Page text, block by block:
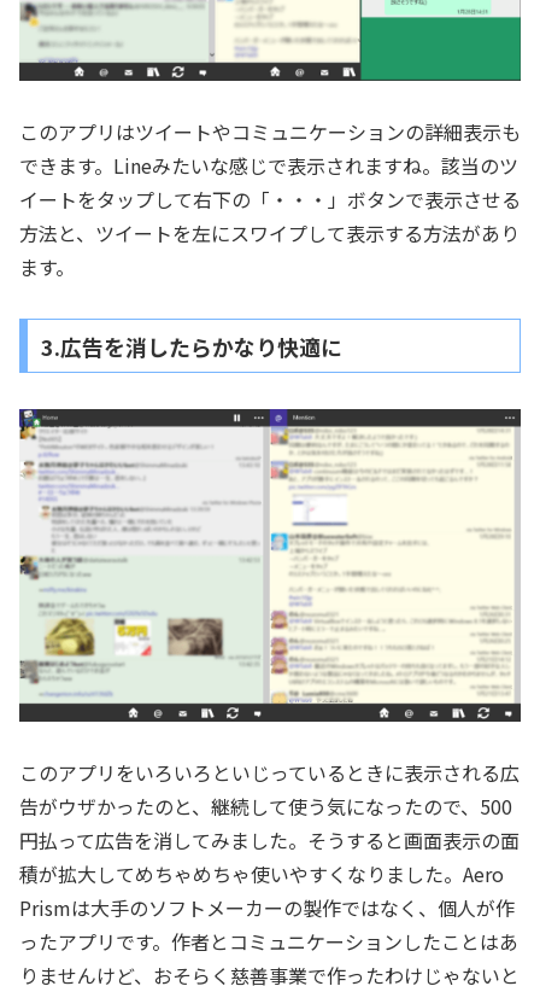
このアプリはツイートやコミュニケーションの詳細表示も
できます。Lineみたいな感じで表示されますね。該当のツ
イートをタップして右下の「・・・」ボタンで表示させる
方法と、ツイートを左にスワイプして表示する方法があり
ます。
3.広告を消したらかなり快適に
このアプリをいろいろといじっているときに表示される広
告がウザかったのと、継続して使う気になったので、500
円払って広告を消してみました。そうすると画面表示の面
積が拡大してめちゃめちゃ使いやすくなりました。Aero
Prismは大手のソフトメーカーの製作ではなく、個人が作
ったアプリです。作者とコミュニケーションしたことはあ
りませんけど、おそらく慈善事業で作ったわけじゃないと